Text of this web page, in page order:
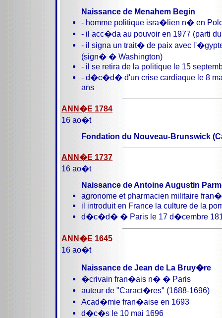
Naissance de Menahem Begin
- homme politique isra�lien n� en
- il acc�da au pouvoir en 1977 (parti
- il signa un trait� de paix avec
(sign� � Washington)
- il se retira de la politique le 15
- d�c�d� d'un crise cardiaque le 8
ans
ANN�E 1784
16 ao�t
Fondation du Nouveau-Brunswick
ANN�E 1737
16 ao�t
Naissance de Antoine Augustin
agronome et pharmacien militaire
il introduit en France la culture de la
d�c�d� � Paris le 17 d�cembre
ANN�E 1645
16 ao�t
Naissance de Jean de La Bruy�re
�crivain fran�ais n� � Paris
auteur de "Caract�res" (1688-1696)
Acad�mie fran�aise en 1693
d�c�s le 10 mai 1696